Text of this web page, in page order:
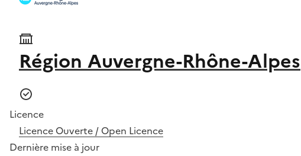
Région Auvergne-Rhône-Alpes
Licence
Licence Ouverte / Open Licence
Dernière mise à jour